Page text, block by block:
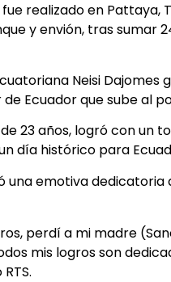
realizado en
y envión, tras sumar
Neisi
Ecuador que sube al
23 años, logró con un
día histórico para
una emotiva dedicatoria
perdí a mi madre
mis logros son